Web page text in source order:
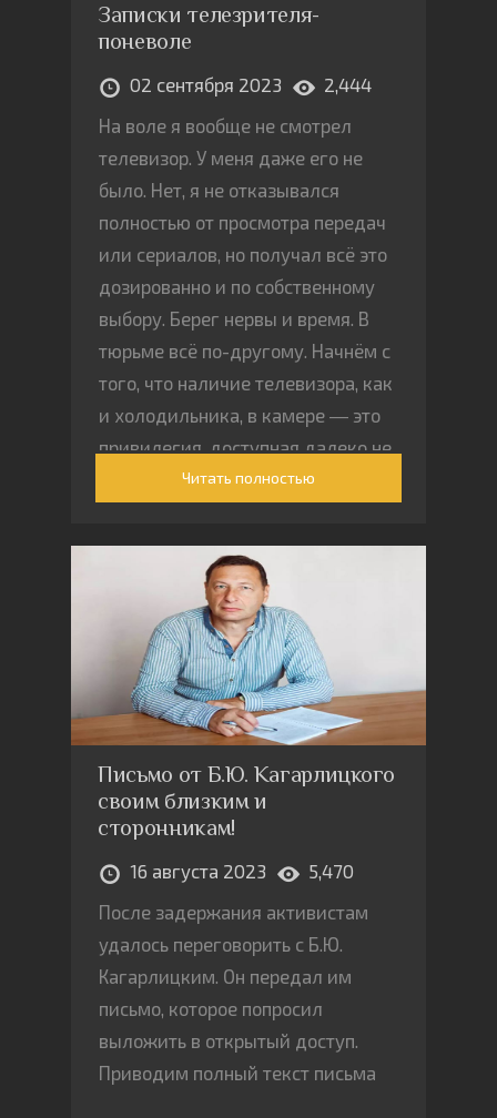
Записки телезрителя-
поневоле
02 сентября 2023
2,444
На воле я вообще не смотрел
телевизор. У меня даже его не
было. Нет, я не отказывался
полностью от просмотра передач
или сериалов, но получал всё это
дозированно и по собственному
выбору. Берег нервы и время. В
тюрьме всё по-другому. Начнём с
того, что наличие телевизора, как
и холодильника, в камере ― это
привилегия, доступная далеко не
всем. А от привилегий, по крайней
отказываются
Читать полностью
Письмо от Б.Ю. Кагарлицкого
своим близким и
сторонникам!
16 августа 2023
5,470
После задержания активистам
удалось переговорить с Б.Ю.
Кагарлицким. Он передал им
письмо, которое попросил
выложить в открытый доступ.
Приводим полный текст письма